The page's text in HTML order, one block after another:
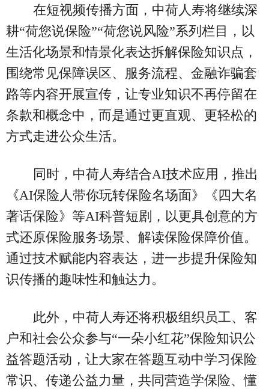
在短视频传播方面，中荷人寿将继续深
耕“荷您说保险”“荷您说风险”系列栏目，以
生活化场景和情景化表达拆解保险知识点，
围绕常见保障误区、服务流程、金融诈骗套
路等内容开展宣传，让专业知识不再停留在
条款和概念中，而是通过更直观、更轻松的
方式走进公众生活。
同时，中荷人寿结合AI技术应用，推出
《AI保险人带你玩转保险名场面》《四大名
著话保险》等AI科普短剧，以更具创意的方
式还原保险服务场景、解读保险保障价值。
通过技术赋能内容表达，进一步提升保险知
识传播的趣味性和触达力。
此外，中荷人寿还将积极组织员工、客
户和社会公众参与“一朵小红花”保险知识公
益答题活动，让大家在答题互动中学习保险
常识、传递公益力量，共同营造学保险、懂